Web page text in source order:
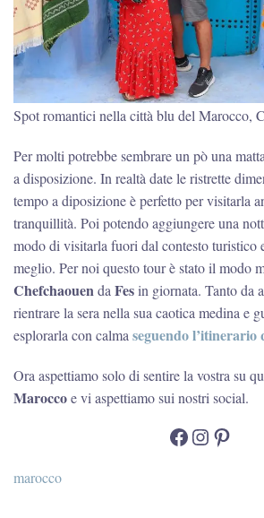
Spot romantici nella città blu del Marocco,
Per molti potrebbe sembrare un pò una
a disposizione. In realtà date le ristrette
tempo a diposizione è perfetto per visitarla
tranquillità. Poi potendo aggiungere una
modo di visitarla fuori dal contesto turistico
meglio. Per noi questo tour è stato il modo
Chefchaouenda Fesin giornata. Tanto da
rientrare la sera nella sua caotica medina e
esplorarla con calma seguendo l’itinerario
Ora aspettiamo solo di sentire la vostra su
Maroccoe vi aspettiamo sui nostri social.
Facebook
Instagram
marocco